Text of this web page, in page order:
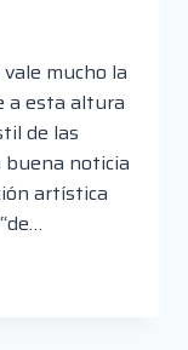
mucho la
a esta altura
de las
noticia
artística